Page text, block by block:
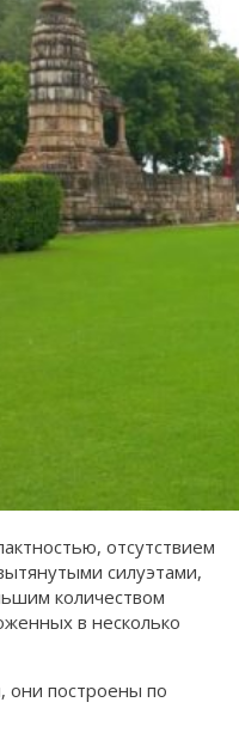
отсутствием
силуэтами,
количеством
в несколько
они построены по